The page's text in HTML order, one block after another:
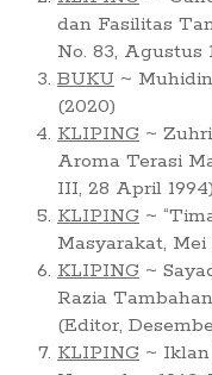
dan Fasilitas
No. 83, Agustus
BUKU ~
(2020)
KLIPING ~
Aroma Terasi
III, 28 April 1994)
KLIPING ~
Masyarakat, Mei
KLIPING ~
Razia
(Editor,
KLIPING ~